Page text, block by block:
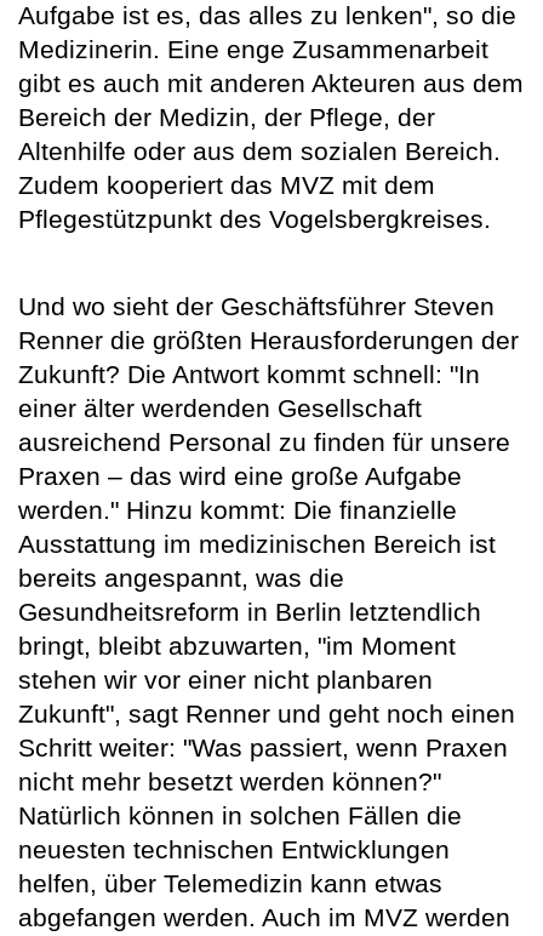
Aufgabe ist es, das alles zu lenken", so die
Medizinerin. Eine enge Zusammenarbeit
gibt es auch mit anderen Akteuren aus dem
Bereich der Medizin, der Pflege, der
Altenhilfe oder aus dem sozialen Bereich.
Zudem kooperiert das MVZ mit dem
Pflegestützpunkt des Vogelsbergkreises.
Und wo sieht der Geschäftsführer Steven
Renner die größten Herausforderungen der
Zukunft? Die Antwort kommt schnell: "In
einer älter werdenden Gesellschaft
ausreichend Personal zu finden für unsere
Praxen – das wird eine große Aufgabe
werden." Hinzu kommt: Die finanzielle
Ausstattung im medizinischen Bereich ist
bereits angespannt, was die
Gesundheitsreform in Berlin letztendlich
bringt, bleibt abzuwarten, "im Moment
stehen wir vor einer nicht planbaren
Zukunft", sagt Renner und geht noch einen
Schritt weiter: "Was passiert, wenn Praxen
nicht mehr besetzt werden können?"
Natürlich können in solchen Fällen die
neuesten technischen Entwicklungen
helfen, über Telemedizin kann etwas
abgefangen werden. Auch im MVZ werden